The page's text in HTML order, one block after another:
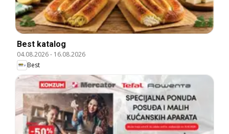
Best katalog
04.08.2026- 16.08.2026
Best